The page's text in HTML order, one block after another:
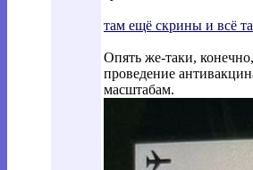
там ещё скрины и всё
Опять же-таки,
проведение
масштабам.